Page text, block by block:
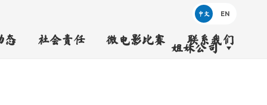
中文
态 社会责任 微电影比赛 联系我们
姐妹公司